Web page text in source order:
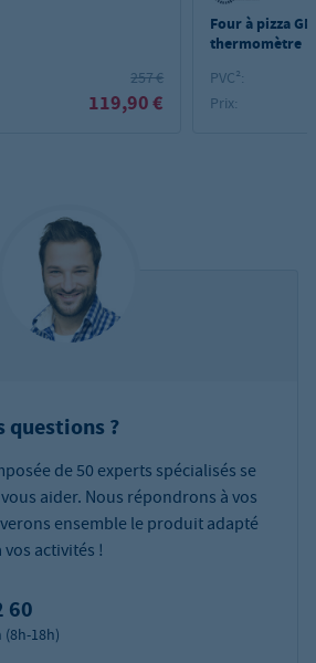
257 €
119,90 €
Four à pizza
thermomètre
PVC²:
Prix:
questions ?
de 50 experts spécialisés se
aider. Nous répondrons à vos
ensemble le produit adapté
vos activités !
60
18h)